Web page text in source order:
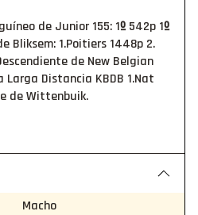
de Junior 155: 1º 542p 1º
Bliksem: 1.Poitiers 1448p 2.
de New Belgian
Larga Distancia KBDB 1.Nat
de Wittenbuik.
Macho